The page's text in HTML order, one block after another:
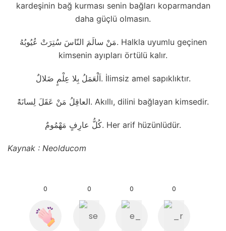
kardeşinin bağ kurması senin bağları koparmandan
daha güçlü olmasın.
مَنْ سالَمَ النّاسَ سُتِرَتْ عُيُوبُهُ. Halkla uyumlu geçinen
kimsenin ayıpları örtülü kalır.
اَلْعَمَلُ بِلا عِلْمٍ ضَلالٌ. İlimsiz amel sapıklıktır.
َالعاقِلُ مَنْ عَقَلَ لِسانَهُ. Akıllı, dilini bağlayan kimsedir.
كُلُّ عارِفٍ مَهْمُومٌ. Her arif hüzünlüdür.
Kaynak : Neolducom
0 0 0 0